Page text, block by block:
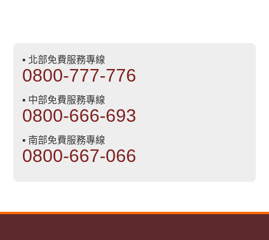
▪ 北部免費服務專線
0800-777-776
▪ 中部免費服務專線
0800-666-693
▪ 南部免費服務專線
0800-667-066